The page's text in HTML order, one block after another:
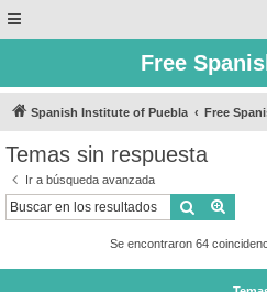
Free
Spanish Institute of Puebla Free
Temas sin respuesta
Ir a búsqueda avanzada
Buscar
Se encontraron 64